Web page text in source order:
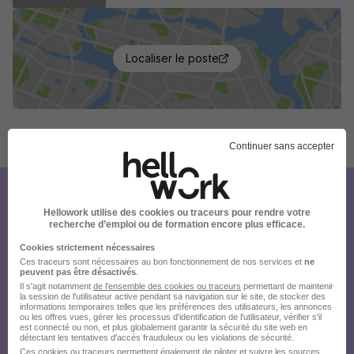
Localiser le poste
Publiée le 07/08/2026 - Réf : 4056757/28734324 MDTOCM/01M
Créez votre compte Hellowork et
envoyez votre candidature !
Continuer sans accepter
Hellowork utilise des cookies ou traceurs pour rendre votre
recherche d’emploi ou de formation encore plus efficace.
Cookies strictement nécessaires
Ces traceurs sont nécessaires au bon fonctionnement de nos services et ne
peuvent pas être désactivés
Il s'agit notamment de l'ensemble des cookies ou traceurs permettant de maintenir
la session de l'utilisateur active pendant sa navigation sur le site, de stocker des
informations temporaires telles que les préférences des utilisateurs, les annonces
ou les offres vues, gérer les processus d'identification de l'utilisateur, vérifier s'il
est connecté ou non, et plus globalement garantir la sécurité du site web en
détectant les tentatives d'accès frauduleux ou les violations de sécurité.
Ces cookies ou traceurs permettent également de piloter et suivre les sources